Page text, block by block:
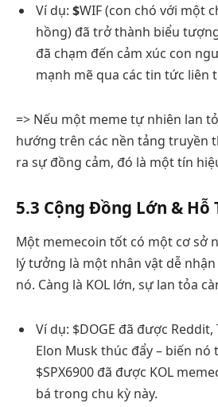
Ví dụ: $WIF (con chó với một
hồng) đã trở thành biểu
đã chạm đến cảm xúc con
mạnh mẽ qua các tin tức liên
=> Nếu một meme tự nhiên lan
hướng trên các nền tảng truyền
ra sự đồng cảm, đó là một tín
5.3 Cộng Đồng Lớn & Hỗ
Một memecoin tốt có một cơ sở
lý tưởng là một nhân vật dễ
nó. Càng là KOL lớn, sự lan tỏa
Ví dụ: $DOGE đã được
Elon Musk thúc đẩy – biến
$SPX6900 đã được KOL
bá trong chu kỳ này.